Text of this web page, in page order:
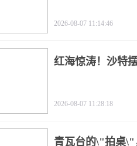
2026-08-07 11:14:46
红海惊涛！沙特
2026-08-07 11:28:18
青瓦台的\"拍桌\"